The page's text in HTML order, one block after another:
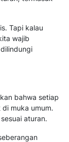
Tapi kalau
wajib
bahwa setiap
muka umum.
aturan.